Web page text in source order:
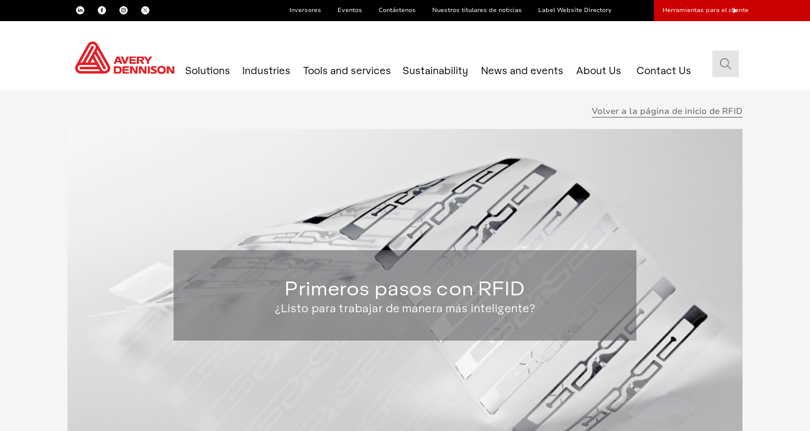
Inversores Eventos Contáctenos Nuestros titulares de noticias Label Website Directory Herramientas para el cliente
Solutions Industries Tools and services Sustainability News and events About Us Contact Us
Volver a la página de inicio de RFID
Primeros pasos con RFID
¿Listo para trabajar de manera más inteligente?